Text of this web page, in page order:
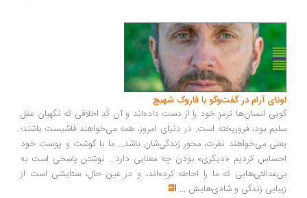
اونای آرام در گفت‌وگو با فاروک شهیچ‭
گویی انسان‌ها ترمزِ خود را از دست داده‌اند و آن کُدِ اخلاقی که نگهبان عقل
سلیم بود، فروریخته است. در دنیای امروز، همه می‌خواهند فاشیست باشند؛
یعنی می‌خواهند نفرت، محورِ زندگی‌شان باشد... ما با گوشت و پوست خود
احساس کردیم «دیگری» بودن چه معنایی دارد... نوشتن پاسخی است به
بی‌عدالتی‌هایی که ما را احاطه کرده‌اند، و در عین حال، ستایشی است از
زیبایی زندگی و شادی‌هایش ...